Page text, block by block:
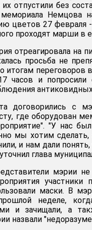
отпустили без
Немцова
цветов 27 февраля -
проходят марши в
отреагировала на
просьба не
итогам
часов и попросили
договорились с
где оборудован
"У нас
мы хотим
и нам дали
глава
мэрии
участники
маски. В
неделе,
и зачищали, а
назвали